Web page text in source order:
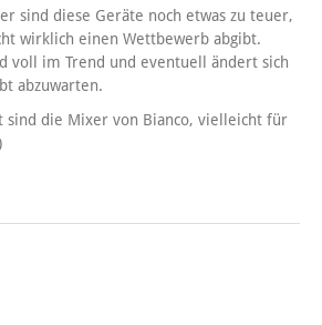
sind diese Geräte noch etwas zu teuer,
wirklich einen Wettbewerb abgibt.
voll im Trend und eventuell ändert sich
abzuwarten.
sind die Mixer von Bianco, vielleicht für